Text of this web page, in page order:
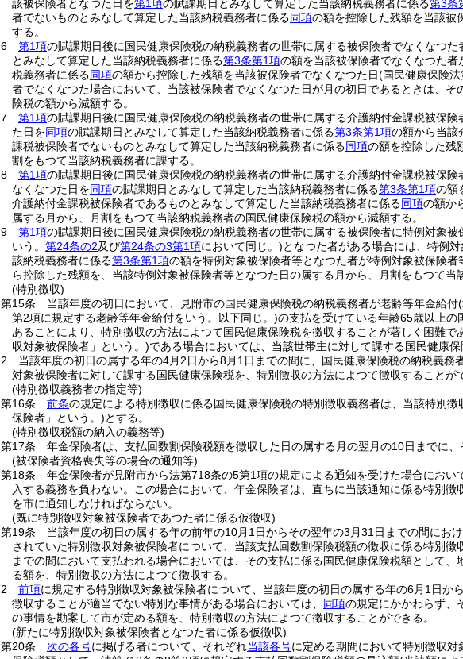
該被保険者となつた日を第1項の賦課期日とみなして算定した当該納税義務者に係る第3条
者でないものとみなして算定した当該納税義務者に係る同項の額を控除した残額を当該被
する。
6
第1項の賦課期日後に国民健康保険税の納税義務者の世帯に属する被保険者でなくなつ
とみなして算定した当該納税義務者に係る第3条第1項の額を当該被保険者でなくなつた
税義務者に係る同項の額から控除した残額を当該被保険者でなくなつた日(国民健康保険
者でなくなつた場合において、当該被保険者でなくなつた日が月の初日であるときは、そ
険税の額から減額する。
7
第1項の賦課期日後に国民健康保険税の納税義務者の世帯に属する介護納付金課税被保
た日を同項の賦課期日とみなして算定した当該納税義務者に係る第3条第1項の額から当該
課税被保険者でないものとみなして算定した当該納税義務者に係る同項の額を控除した残
割をもつて当該納税義務者に課する。
8
第1項の賦課期日後に国民健康保険税の納税義務者の世帯に属する介護納付金課税被保
なくなつた日を同項の賦課期日とみなして算定した当該納税義務者に係る第3条第1項の額
介護納付金課税被保険者であるものとみなして算定した当該納税義務者に係る同項の額か
属する月から、月割をもつて当該納税義務者の国民健康保険税の額から減額する。
9
第1項の賦課期日後に国民健康保険税の納税義務者の世帯に属する被保険者に特例対象被
いう。 第24条の2及び第24条の3第1項において同じ。)となつた者がある場合には、特例
該納税義務者に係る第3条第1項の額を特例対象被保険者等となつた者が特例対象被保険
ら控除した残額を、当該特例対象被保険者等となつた日の属する月から、月割をもつて当
(特別徴収)
第15条
当該年度の初日において、見附市の国民健康保険税の納税義務者が老齢等年金給付
第2項に規定する老齢等年金給付をいう。以下同じ。)の支払を受けている年齢65歳以上
あることにより、特別徴収の方法によつて国民健康保険税を徴収することが著しく困難
収対象被保険者」という。)である場合においては、当該世帯主に対して課する国民健康
2
当該年度の初日の属する年の4月2日から8月1日までの間に、国民健康保険税の納税義
対象被保険者に対して課する国民健康保険税を、特別徴収の方法によつて徴収することが
(特別徴収義務者の指定等)
第16条
前条の規定による特別徴収に係る国民健康保険税の特別徴収義務者は、当該特別
保険者」という。)とする。
(特別徴収税額の納入の義務等)
第17条
年金保険者は、支払回数割保険税額を徴収した日の属する月の翌月の10日までに
(被保険者資格喪失等の場合の通知等)
第18条
年金保険者が見附市から法第718条の5第1項の規定による通知を受けた場合にお
入する義務を負わない。
この場合において、年金保険者は、直ちに当該通知に係る特別
を市に通知しなければならない。
(既に特別徴収対象被保険者であつた者に係る仮徴収)
第19条
当該年度の初日の属する年の前年の10月1日からその翌年の3月31日までの間にお
されていた特別徴収対象被保険者について、当該支払回数割保険税額の徴収に係る特別
までの間において支払われる場合においては、その支払に係る国民健康保険税額として、
る額を、特別徴収の方法によつて徴収する。
2
前項に規定する特別徴収対象被保険者について、当該年度の初日の属する年の6月1日
徴収することが適当でない特別な事情がある場合においては、 同項の規定にかかわらず、
の事情を勘案して市が定める額を、特別徴収の方法によつて徴収することができる。
(新たに特別徴収対象被保険者となつた者に係る仮徴収)
第20条
次の各号に掲げる者について、それぞれ当該各号に定める期間において特別徴収